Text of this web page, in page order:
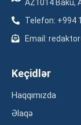
AZ1014 Baku,
Telefon: +994
Email:
Keçidlər
Haqqımızda
Əlaqə